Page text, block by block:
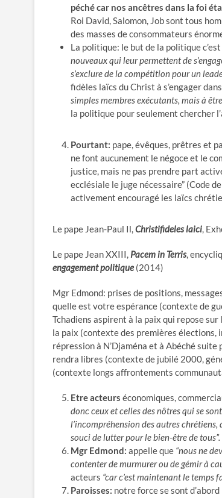
péché car nos ancêtres dans la foi
Roi David, Salomon, Job sont tous
des masses de consommateurs
La politique: le but de la politique
nouveaux qui leur permettent de
s’exclure de la compétition pour un
fidèles laïcs du Christ à s’engager
simples membres exécutants, mais à
la politique pour seulement chercher
Pourtant: pape, évêques, prêtres et
ne font aucunement le négoce et le
justice, mais ne pas prendre part
ecclésiale le juge nécessaire” (Code
activement encouragé les laïcs
Le pape Jean-Paul Il,Christifideles laici,
Le pape Jean XXIII, Pacem in Terris,
engagement politique(2014)
Mgr Edmond: prises de positions,
quelle est votre espérance (contexte de
Tchadiens aspirent à la paix qui repose
la paix (contexte des premières élections,
répression à N’Djaména et à Abéché
rendra libres (contexte de jubilé 2000,
(contexte longs affrontements
Etre acteurs économiques,
donc ceux et celles des nôtres qui se
l’incompréhension des autres
souci de lutter pour le bien-être de tous”.
Mgr Edmond: appelle que “nous ne
contenter de murmurer ou de gémir à
acteurs “car c’est maintenant le temps
Paroisses: notre force se sont